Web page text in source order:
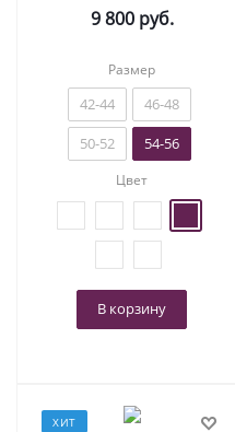
9 800руб.
Размер
42-44
46-48
50-52
54-56
Цвет
В корзину
ХИТ